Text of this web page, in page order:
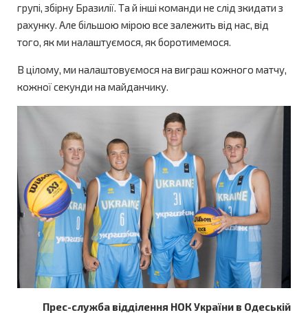
групі, збірну Бразилії. Та й інші команди не слід зкидати з
рахунку. Але більшою мірою все залежить від нас, від
того, як ми налаштуємося, як боротимемося.
В цілому, ми налаштовуємося на виграш кожного матчу,
кожної секунди на майданчику.
Прес-служба відділення НОК України в Одеській